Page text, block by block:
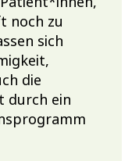
noch zu
sich
die
durch ein